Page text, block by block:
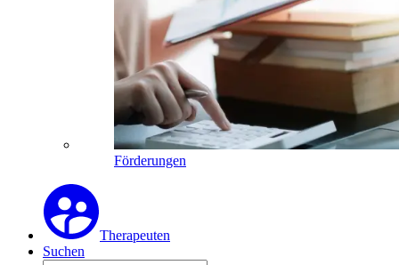
Förderungen
Therapeuten
Suchen